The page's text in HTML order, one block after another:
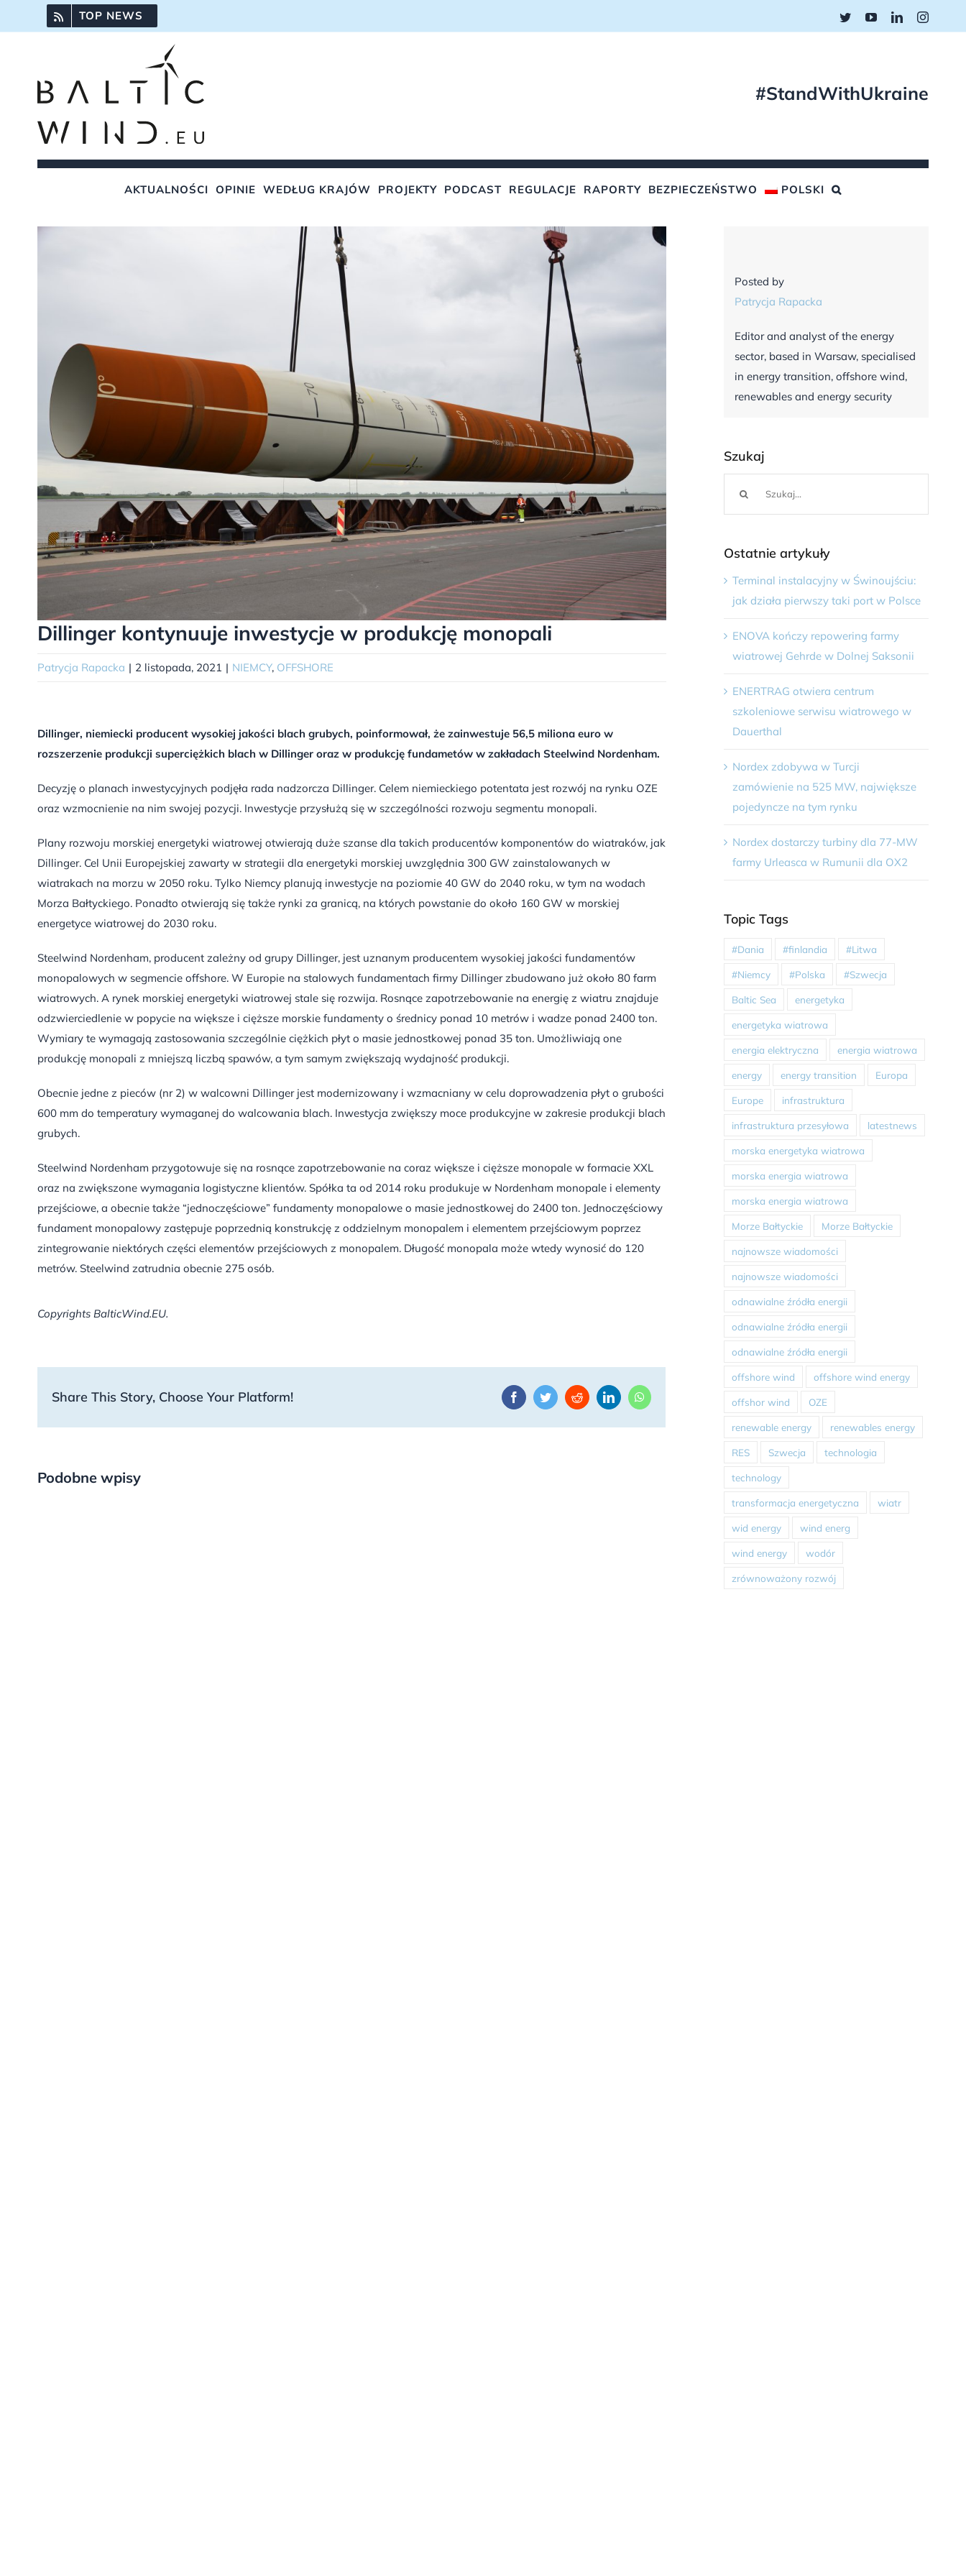
do
TOP NEWS TwitterYouTubeLinkedIn
#StandWithUkraine
AKTUALNOŚCI OPINIE WEDŁUG KRAJÓW PROJEKTY PODCAST REGULACJE RAPORTY BEZPIECZEŃSTWO POLSKI
Dillinger kontynuuje inwestycje w produkcję monopali
Patrycja Rapacka | 2 listopada, 2021 | NIEMCY, OFFSHORE
Dillinger, niemiecki producent wysokiej jakości blach grubych, poinformował, że zainwestuje 56,5 miliona euro w
rozszerzenie produkcji superciężkich blach w Dillinger oraz w produkcję fundametów w zakładach Steelwind Nordenham.
Decyzję o planach inwestycyjnych podjęła rada nadzorcza Dillinger. Celem niemieckiego potentata jest rozwój na rynku OZE
oraz wzmocnienie na nim swojej pozycji. Inwestycje przysłużą się w szczególności rozwoju segmentu monopali.
Plany rozwoju morskiej energetyki wiatrowej otwierają duże szanse dla takich producentów komponentów do wiatraków, jak
Dillinger. Cel Unii Europejskiej zawarty w strategii dla energetyki morskiej uwzględnia 300 GW zainstalowanych w
wiatrakach na morzu w 2050 roku. Tylko Niemcy planują inwestycje na poziomie 40 GW do 2040 roku, w tym na wodach
Morza Bałtyckiego. Ponadto otwierają się także rynki za granicą, na których powstanie do około 160 GW w morskiej
energetyce wiatrowej do 2030 roku.
Steelwind Nordenham, producent zależny od grupy Dillinger, jest uznanym producentem wysokiej jakości fundamentów
monopalowych w segmencie offshore. W Europie na stalowych fundamentach firmy Dillinger zbudowano już około 80 farm
wiatrowych. A rynek morskiej energetyki wiatrowej stale się rozwija. Rosnące zapotrzebowanie na energię z wiatru znajduje
odzwierciedlenie w popycie na większe i cięższe morskie fundamenty o średnicy ponad 10 metrów i wadze ponad 2400 ton.
Wymiary te wymagają zastosowania szczególnie ciężkich płyt o masie jednostkowej ponad 35 ton. Umożliwiają one
produkcję monopali z mniejszą liczbą spawów, a tym samym zwiększają wydajność produkcji.
Obecnie jedne z pieców (nr 2) w walcowni Dillinger jest modernizowany i wzmacniany w celu doprowadzenia płyt o grubości
600 mm do temperatury wymaganej do walcowania blach. Inwestycja zwiększy moce produkcyjne w zakresie produkcji blach
grubych.
Steelwind Nordenham przygotowuje się na rosnące zapotrzebowanie na coraz większe i cięższe monopale w formacie XXL
oraz na zwiększone wymagania logistyczne klientów. Spółka ta od 2014 roku produkuje w Nordenham monopale i elementy
przejściowe, a obecnie także “jednoczęściowe” fundamenty monopalowe o masie jednostkowej do 2400 ton. Jednoczęściowy
fundament monopalowy zastępuje poprzednią konstrukcję z oddzielnym monopalem i elementem przejściowym poprzez
zintegrowanie niektórych części elementów przejściowych z monopalem. Długość monopala może wtedy wynosić do 120
metrów. Steelwind zatrudnia obecnie 275 osób.
Copyrights BalticWind.EU.
Share This Story, Choose Your Platform! FacebookTwitterRedditLinkedInWhatsApp
Podobne wpisy
Posted by
Patrycja Rapacka
Editor and analyst of the energy
sector, based in Warsaw, specialised
in energy transition, offshore wind,
renewables and energy security
Szukaj
Ostatnie artykuły
Terminal instalacyjny w Świnoujściu:
jak działa pierwszy taki port w Polsce
ENOVA kończy repowering farmy
wiatrowej Gehrde w Dolnej Saksonii
ENERTRAG otwiera centrum
szkoleniowe serwisu wiatrowego w
Dauerthal
Nordex zdobywa w Turcji
zamówienie na 525 MW, największe
pojedyncze na tym rynku
Nordex dostarczy turbiny dla 77-MW
farmy Urleasca w Rumunii dla OX2
Topic Tags
#Dania #finlandia #Litwa
#Niemcy #Polska #Szwecja
Baltic Sea energetyka
energetyka wiatrowa
energia elektryczna energia wiatrowa
energy energy transition Europa
Europe infrastruktura
infrastruktura przesyłowa latestnews
morska energetyka wiatrowa
morska energia wiatrowa
morska energia wiatrowa
Morze Bałtyckie Morze Bałtyckie
najnowsze wiadomości
najnowsze wiadomości
odnawialne źródła energii
odnawialne źródła energii
odnawialne źródła energii
offshore wind offshore wind energy
offshor wind OZE
renewable energy renewables energy
RES Szwecja technologia
technology
transformacja energetyczna wiatr
wid energy wind energ
wind energy wodór
zrównoważony rozwój